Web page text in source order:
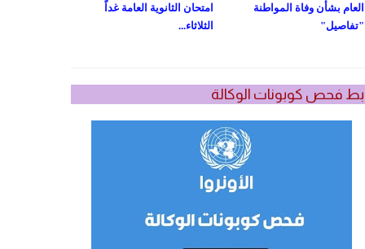
امتحان الثانوية العامة غداً
الثلاثاء...
العام بشأن وفاة المواطنة
"تفاصيل"
فحص كوبونات الوكالة